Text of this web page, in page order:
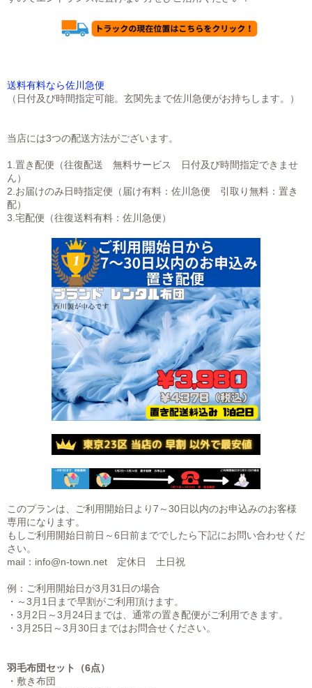
送料有料なら佐川急便
（日付及び時間指定可能。玄関先まで佐川急便がお持ちします。）
当店には3つの配送方法がございます。
1.置き配便（往復配送 無料サービス 日付及び時間指定できませ
ん）
2.お届けのみ日時指定便（届け有料：佐川急便 引取り無料：置き
配）
3.宅配便（往復送料有料：佐川急便）
このプランは、ご利用開始日より7～30日以内のお申込みのお客様
専用になります。
もしご利用開始日前日～6日前まででしたら下記にお問い合わせくだ
さい。
mail：info@n-town.net 定休日 土日祝
例：ご利用開始日が3月31日の場合
・～3月1日まで早割がご利用頂けます。
・3月2日～3月24日までは、通常の置き配便がご利用できます。
・3月25日～3月30日まではお問合せください。
羽毛布団セット（6点）
・敷き布団